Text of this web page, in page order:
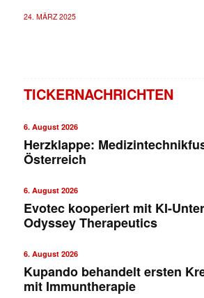
24. MÄRZ 2025
TICKERNACHRICHTEN
6. August 2026
Herzklappe:
Österreich
6. August 2026
Evotec kooperiert mit KI-
Odyssey Therapeutics
6. August 2026
Kupando behandelt ersten
mit Immuntherapie